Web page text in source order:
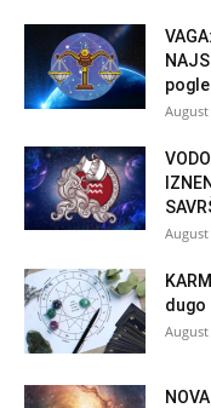
August
August
dugo
August